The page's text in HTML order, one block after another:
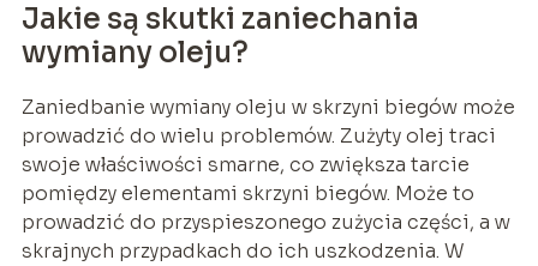
Jakie są skutki zaniechania
wymiany oleju?
Zaniedbanie wymiany oleju w skrzyni biegów może
prowadzić do wielu problemów. Zużyty olej traci
swoje właściwości smarne, co zwiększa tarcie
pomiędzy elementami skrzyni biegów. Może to
prowadzić do przyspieszonego zużycia części, a w
skrajnych przypadkach do ich uszkodzenia. W